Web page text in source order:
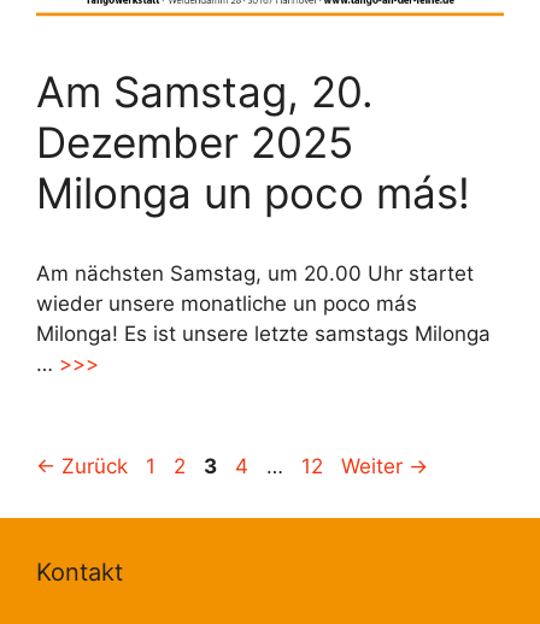
Am Samstag, 20.
Dezember 2025
Milonga un poco más!
Am nächsten Samstag, um 20.00 Uhr startet
wieder unsere monatliche un poco más
Milonga! Es ist unsere letzte samstags Milonga
… >>>
← Zurück Seite
1 Seite
2 Seite
3 Seite
4 … Seite
12 Weiter →
Kontakt